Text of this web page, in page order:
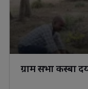
ग्राम सभा कस्बा